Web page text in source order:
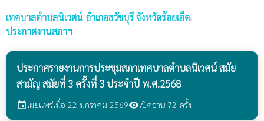
เทศบาลตำบลนิเวศน์ อำเภอธวัชบุรี จังหวัดร้อยเอ็ด›
ประกาศงานสภาฯ
ประกาศรายงานการประชุมสภาเทศบาลตำบลนิเวศน์ สมัย
สามัญ สมัยที่ 3 ครั้งที่ 3 ประจำปี พ.ศ.2568
eventเผยแพร่เมื่อ 22 มกราคม 2569visibilityเปิดอ่าน 72 ครั้ง